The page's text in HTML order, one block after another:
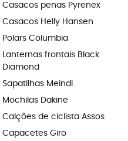
Casacos penas Pyrenex
Casacos Helly Hansen
Polars Columbia
Lanternas frontais Black
Diamond
Sapatilhas Meindl
Mochilas Dakine
Calções de ciclista Assos
Capacetes Giro